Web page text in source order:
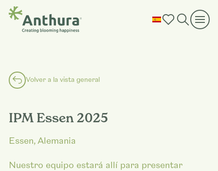
Volver a la vista general
IPM Essen 2025
Essen, Alemania
Nuestro equipo estará allí para presentar